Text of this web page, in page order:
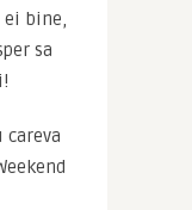
ei bine,
sa
careva